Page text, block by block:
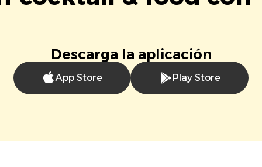
Descarga la aplicación
App Store Play Store